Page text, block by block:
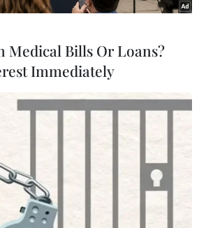
sau trận động đất tại Wajima, tỉnh
ngày 2/1/2024. (Ảnh: Kyodo/TTXVN)
Medical Bills Or Loans?
Immediately